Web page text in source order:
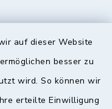
auf dieser Website
besser zu
wird. So können wir
erteilte Einwilligung